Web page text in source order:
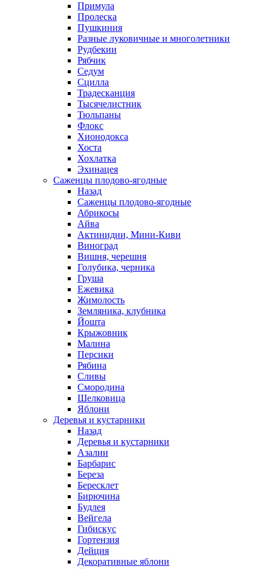
Примула
Пролеска
Пушкиния
Разные луковичные и многолетники
Рудбекии
Рябчик
Седум
Сцилла
Традесканция
Тысячелистник
Тюльпаны
Флокс
Хионодокса
Хоста
Хохлатка
Эхинацея
Саженцы плодово-ягодные
Назад
Саженцы плодово-ягодные
Абрикосы
Айва
Актинидии, Мини-Киви
Виноград
Вишня, черешня
Голубика, черника
Груша
Ежевика
Жимолость
Земляника, клубника
Йошта
Крыжовник
Малина
Персики
Рябина
Сливы
Смородина
Шелковица
Яблони
Деревья и кустарники
Назад
Деревья и кустарники
Азалии
Барбарис
Береза
Бересклет
Бирючина
Будлея
Вейгела
Гибискус
Гортензия
Дейция
Декоративные яблони